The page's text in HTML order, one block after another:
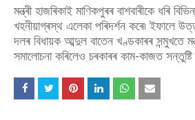
মন্ত্ৰী হাজৰিকাই মাণিকপুৰৰ বাশবাৰীকে ধৰি
খহনীয়াগ্ৰস্থ এলেকা পৰিদৰ্শন কৰে৷ ইফালে
দলৰ বিধায়ক আব্দুল বাতেন খণ্ডকাৰৰ সন্মুখতে
সমালোচনা কৰিলেও চৰকাৰৰ কাম-কাজত